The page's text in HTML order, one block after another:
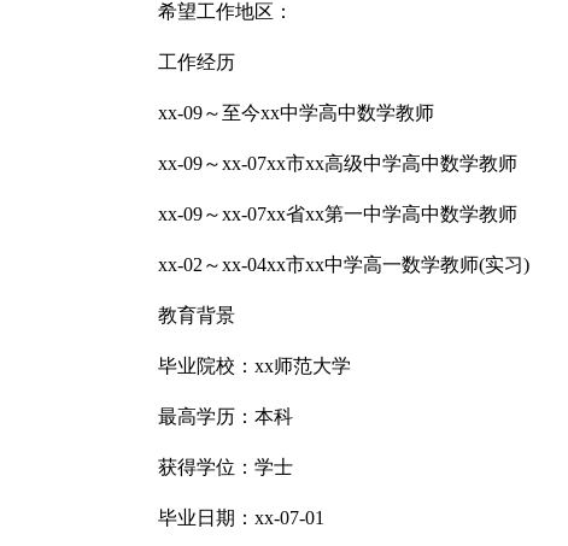
希望工作地区：
工作经历
xx-09～至今xx中学高中数学教师
xx-09～xx-07xx市xx高级中学高中数学教师
xx-09～xx-07xx省xx第一中学高中数学教师
xx-02～xx-04xx市xx中学高一数学教师(实习)
教育背景
毕业院校：xx师范大学
最高学历：本科
获得学位：学士
毕业日期：xx-07-01